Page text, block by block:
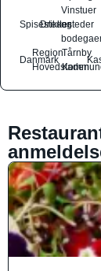
Spisesteder
Drikkesteder
Vinstuer
og
Danmark
Region
Hovedstaden
Tårnby